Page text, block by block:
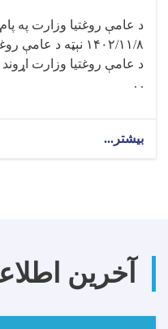
د عامې روغتیا وزارت په
۱۴۰۲/۱۱/۸ نېټه د
د عامې روغتيا وزارت
. .
بیشتر...
آخرین